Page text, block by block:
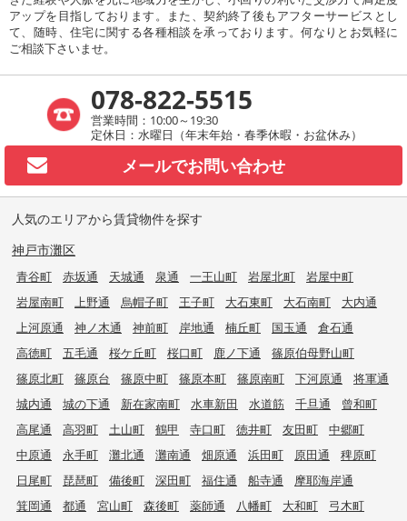
アップを目指しております。また、契約終了後もアフターサービスとし
て、随時、住宅に関する各種相談を承っております。何なりとお気軽に
ご相談下さいませ。
078-822-5515
営業時間：10:00～19:30
定休日：水曜日（年末年始・春季休暇・お盆休み）
メールでお問い合わせ
人気のエリアから賃貸物件を探す
神戸市灘区
青谷町 赤坂通 天城通 泉通 一王山町 岩屋北町
岩屋中町
岩屋南町
上野通 烏帽子町 王子町 大石東町 大石南町
大内通
上河原通
神ノ木通 神前町 岸地通 楠丘町 国玉通
倉石通
高徳町
五毛通 桜ケ丘町 桜口町 鹿ノ下通
篠原伯母野山町
篠原北町
篠原台 篠原中町 篠原本町 篠原南町 下河原通
将軍通
城内通
城の下通 新在家南町 水車新田 水道筋 千旦通
曾和町
高尾通
高羽町 土山町 鶴甲 寺口町 徳井町 友田町
中郷町
中原通
永手町 灘北通 灘南通 畑原通 浜田町 原田通
稗原町
日尾町
琵琶町 備後町 深田町 福住通 船寺通
摩耶海岸通
箕岡通
都通 宮山町 森後町 薬師通 八幡町 大和町
弓木町